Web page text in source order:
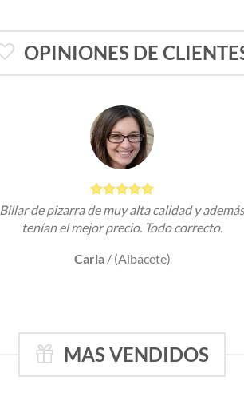
OPINIONES DE
Billar de pizarra de muy alta calidad y además
tenían el mejor precio. Todo correcto.
Carla / (Albacete)
MAS VENDIDOS